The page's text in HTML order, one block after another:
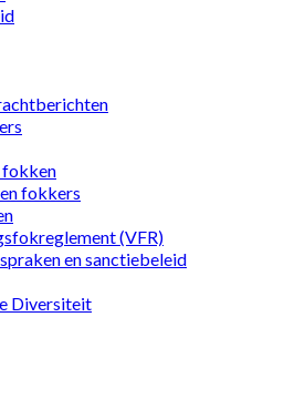
fokken
fokkers
(VFR)
en sanctiebeleid
Diversiteit